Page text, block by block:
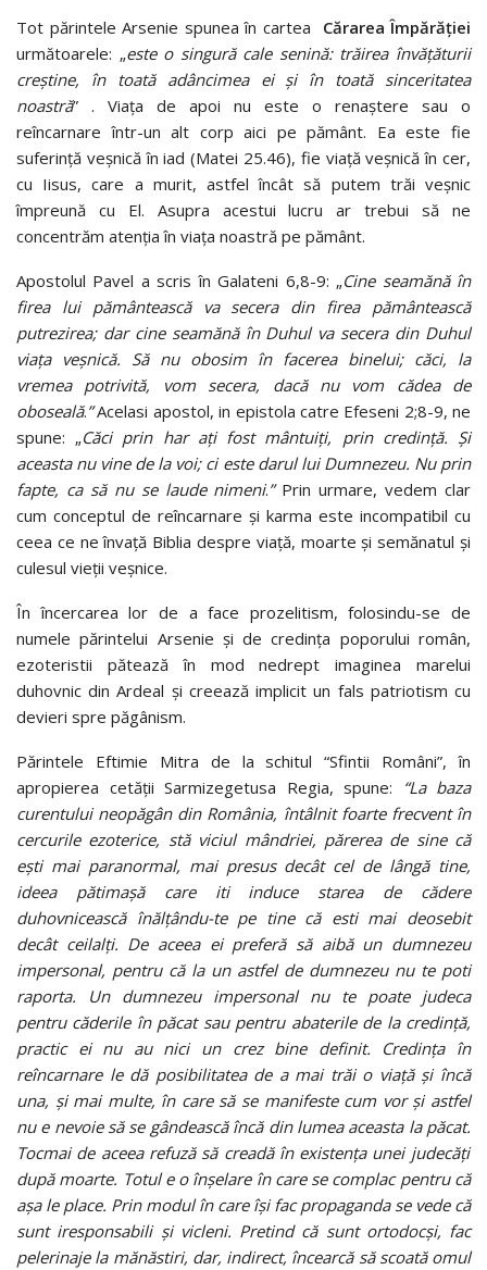
Tot părintele Arsenie spunea în cartea Cărarea Împărăţiei
următoarele: „este o singură cale senină: trăirea învăţăturii
creştine, în toată adâncimea ei şi în toată sinceritatea
noastră” . Viața de apoi nu este o renaștere sau o
reîncarnare într-un alt corp aici pe pământ. Ea este fie
suferință veșnică în iad (Matei 25.46), fie viață veșnică în cer,
cu Iisus, care a murit, astfel încât să putem trăi veșnic
împreună cu El. Asupra acestui lucru ar trebui să ne
concentrăm atenția în viața noastră pe pământ.
Apostolul Pavel a scris în Galateni 6,8-9: „Cine seamănă în
firea lui pământească va secera din firea pământească
putrezirea; dar cine seamănă în Duhul va secera din Duhul
viața veșnică. Să nu obosim în facerea binelui; căci, la
vremea potrivită, vom secera, dacă nu vom cădea de
oboseală.”Acelasi apostol, in epistola catre Efeseni 2;8-9, ne
spune: „Căci prin har ați fost mântuiți, prin credință. Și
aceasta nu vine de la voi; ci este darul lui Dumnezeu. Nu prin
fapte, ca să nu se laude nimeni.”Prin urmare, vedem clar
cum conceptul de reîncarnare și karma este incompatibil cu
ceea ce ne învață Biblia despre viață, moarte și semănatul și
culesul vieții veșnice.
În încercarea lor de a face prozelitism, folosindu-se de
numele părintelui Arsenie și de credința poporului român,
ezoteristii pătează în mod nedrept imaginea marelui
duhovnic din Ardeal și creează implicit un fals patriotism cu
devieri spre păgânism.
Părintele Eftimie Mitra de la schitul “Sfintii Români”, în
apropierea cetății Sarmizegetusa Regia, spune:
“La baza
curentului neopăgân din România, întâlnit foarte frecvent în
cercurile ezoterice, stă viciul mândriei, părerea de sine că
ești mai paranormal, mai presus decât cel de lângă tine,
ideea pătimașă care iti induce starea de cădere
duhovnicească înălțându-te pe tine că esti mai deosebit
decât ceilalți. De aceea ei preferă să aibă un dumnezeu
impersonal, pentru că la un astfel de dumnezeu nu te poti
raporta. Un dumnezeu impersonal nu te poate judeca
pentru căderile în păcat sau pentru abaterile de la credință,
practic ei nu au nici un crez bine definit. Credința în
reîncarnare le dă posibilitatea de a mai trăi o viață și încă
una, și mai multe, în care să se manifeste cum vorși astfel
nu e nevoie să se gândească încă din lumea aceasta la păcat.
Tocmai de aceea refuză să creadă în existența unei judecăți
după moarte. Totul e o înșelare în care se complac pentru că
așa le place. Prin modul în care își fac propaganda se vede că
sunt iresponsabili și vicleni. Pretind că sunt ortodocși, fac
pelerinaje la mănăstiri, dar, indirect, încearcă să scoată omul